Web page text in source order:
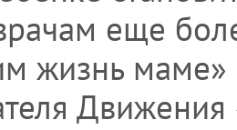
еще
жизнь маме»